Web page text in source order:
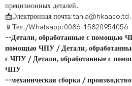
прецизионных деталей.
📩Электронная
📱Тел./Whatsapp:0086-15820954056
--Детали, обработанные с помощью
помощью ЧПУ / Детали,
с ЧПУ / Детали, обработанные с
ЧПУ
--механическая сборка /